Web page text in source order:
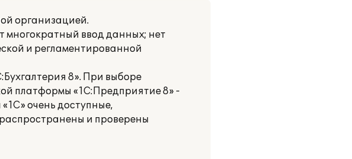
организацией.
ввод данных; нет
и регламентированной
8». При выборе
платформы «1С:Предприятие 8» -
очень доступные,
и проверены